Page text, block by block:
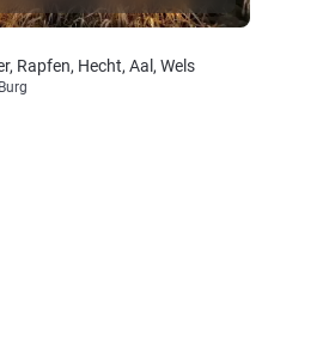
Rapfen, Hecht, Aal, Wels